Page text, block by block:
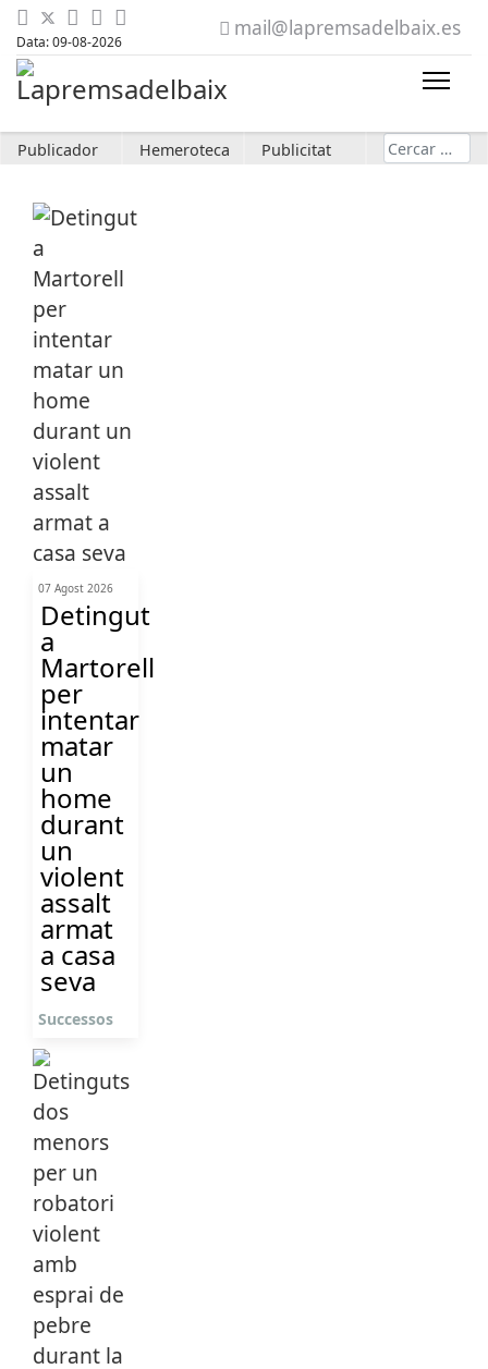
Data: 09-08-2026
mail@lapremsadelbaix.es
Publicador Hemeroteca Publicitat Cerca
07 Agost 2026
Detingut
a
Martorell
per
intentar
matar
un
home
durant
un
violent
assalt
armat
a casa
seva
Successos